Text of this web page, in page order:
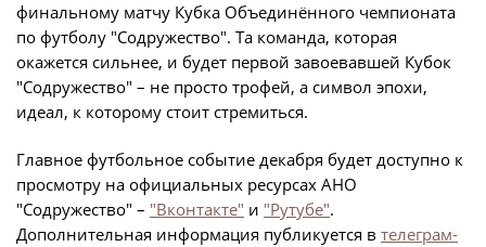
Турнирная таблица
Статистика
Команды
Игроки
Дисквалификации
О турнире
финальному матчу Кубка Объединённого чемпионата
по футболу "Содружество". Та команда, которая
окажется сильнее, и будет первой завоевавшей Кубок
"Содружество" – не просто трофей, а символ эпохи,
идеал, к которому стоит стремиться.
Главное футбольное событие декабря будет доступно к
просмотру на официальных ресурсах АНО
"Содружество" – "Вконтакте" и "Рутубе".
Дополнительная информация публикуется в телеграм-